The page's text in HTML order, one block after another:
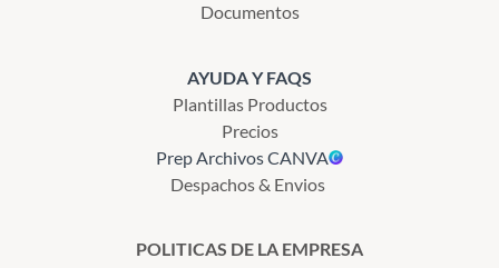
Documentos
AYUDA Y FAQS
Plantillas Productos
Precios
Prep Archivos CANVA
Despachos & Envios
POLITICAS DE LA EMPRESA